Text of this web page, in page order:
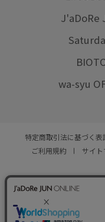
J'aDoRe
wa-syu
特定商取引法に基づく表
ご利用規約
サイ
© JUN